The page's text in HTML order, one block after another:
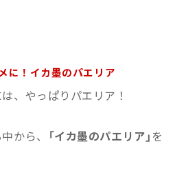
に！イカ墨のパエリア
、やっぱりパエリア！
から、 「イカ墨のパエリア」 を